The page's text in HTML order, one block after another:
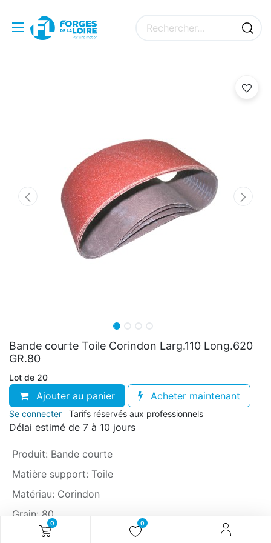
0 0
Bande courte Toile Corindon Larg.110 Long.620
GR.80
Lot de 20
Ajouter au panier Acheter maintenant
Se connecter Tarifs réservés aux professionnels
Délai estimé de 7 à 10 jours
Produit: Bande courte
Matière support: Toile
Matériau: Corindon
Grain: 80
Anti-encrassement
Non (standard)